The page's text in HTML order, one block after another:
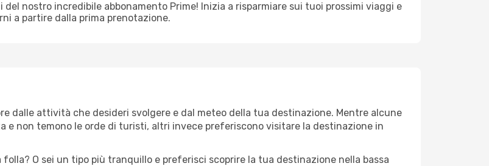
nostro incredibile abbonamento Prime! Inizia a risparmiare sui tuoi prossimi viaggi e
a partire dalla prima prenotazione.
dalle attività che desideri svolgere e dal meteo della tua destinazione. Mentre alcune
e non temono le orde di turisti, altri invece preferiscono visitare la destinazione in
O sei un tipo più tranquillo e preferisci scoprire la tua destinazione nella bassa